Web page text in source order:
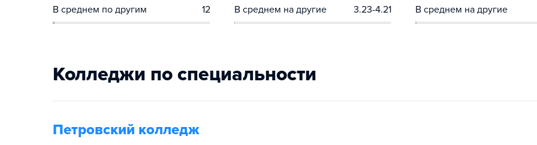
В среднем по другим 12 В среднем на другие 3.23-4.21 В среднем на другие
Колледжи по специальности
Петровский колледж